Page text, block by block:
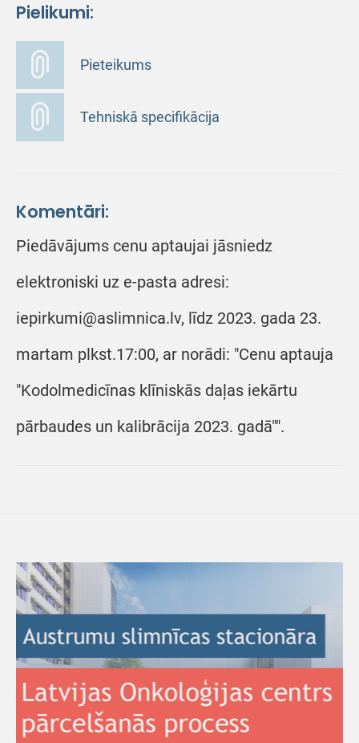
Pielikumi:
Pieteikums
Tehniskā specifikācija
Komentāri:
Piedāvājums cenu aptaujai jāsniedz
elektroniski uz e-pasta adresi:
iepirkumi@aslimnica.lv, līdz 2023. gada 23.
martam plkst.17:00, ar norādi: "Cenu aptauja
"Kodolmedicīnas klīniskās daļas iekārtu
pārbaudes un kalibrācija 2023. gadā"".